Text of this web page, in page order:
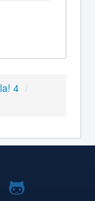
4 /
Joomla!